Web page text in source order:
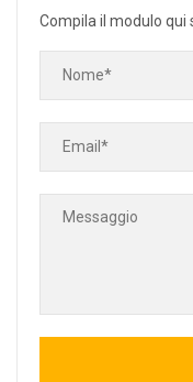
Compila il modulo qui